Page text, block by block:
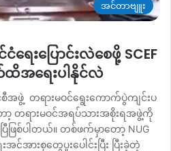
အင်တာဗျူး
ငံရေးပြောင်းလဲစေဖို့ SCEF
ရေးပါနိုင်လဲ
အဖွဲ့ တရားမဝင်ရွေးကောက်ပွဲကျင်းပ
ာ့ တရားမဝင်အရပ်သားအစိုးရအဖွဲ့ကို
ဖြစ်ပါတယ်။ တစ်ဖက်မှာတော့ NUG
အားစုတွေပူးပေါင်းပြီး ပြီးခဲ့တဲ့